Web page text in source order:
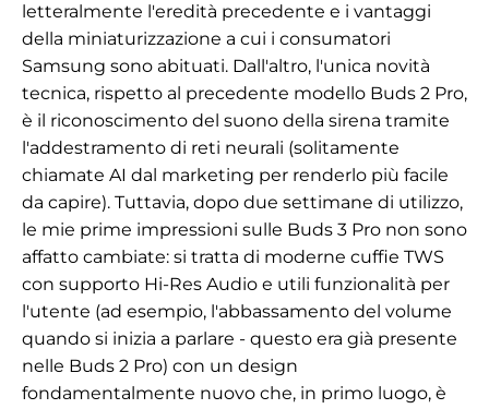
letteralmente l'eredità precedente e i vantaggi
della miniaturizzazione a cui i consumatori
Samsung sono abituati. Dall'altro, l'unica novità
tecnica, rispetto al precedente modello Buds 2 Pro,
è il riconoscimento del suono della sirena tramite
l'addestramento di reti neurali (solitamente
chiamate AI dal marketing per renderlo più facile
da capire). Tuttavia, dopo due settimane di utilizzo,
le mie prime impressioni sulle Buds 3 Pro non sono
affatto cambiate: si tratta di moderne cuffie TWS
con supporto Hi-Res Audio e utili funzionalità per
l'utente (ad esempio, l'abbassamento del volume
quando si inizia a parlare - questo era già presente
nelle Buds 2 Pro) con un design
fondamentalmente nuovo che, in primo luogo, è